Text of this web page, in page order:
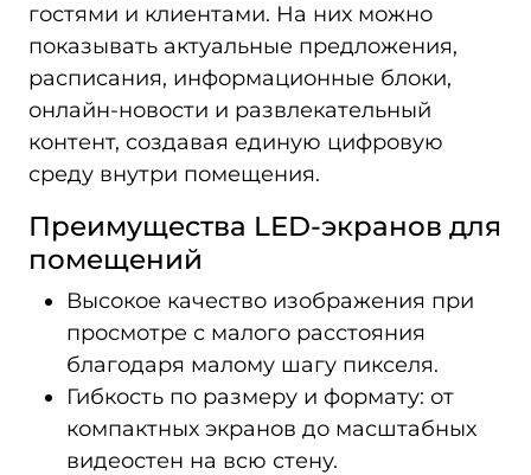
гостями и клиентами. На них можно
показывать актуальные предложения,
расписания, информационные блоки,
онлайн-новости и развлекательный
контент, создавая единую цифровую
среду внутри помещения.
Преимущества LED-экранов для
помещений
Высокое качество изображения при
просмотре с малого расстояния
благодаря малому шагу пикселя.
Гибкость по размеру и формату: от
компактных экранов до масштабных
видеостен на всю стену.